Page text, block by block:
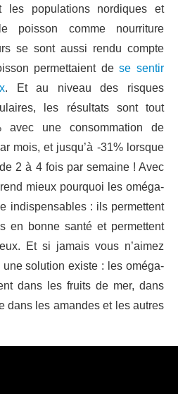
populations nordiques et
poisson comme nourriture
se sont aussi rendu compte
permettaient dese sentir
. Et au niveau des risques
les résultats sont tout
avec une consommation de
mois, et jusqu’à -31% lorsque
2 à 4 fois par semaine ! Avec
mieux pourquoi les oméga-
indispensables : ils permettent
en bonne santé et permettent
Et si jamais vous n’aimez
solution existe : les oméga-
dans les fruits de mer, dans
dans les amandes et les autres